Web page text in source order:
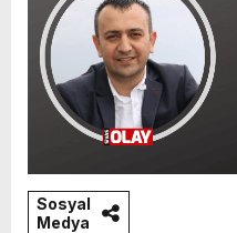
Sosyal
Medya